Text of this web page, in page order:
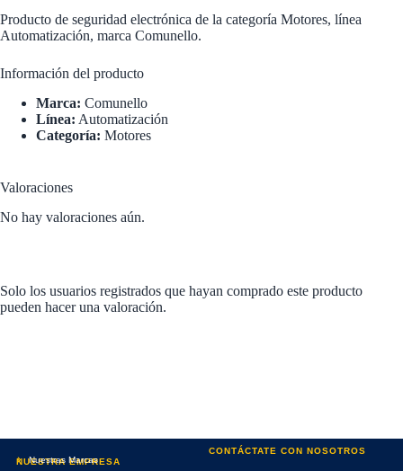
Producto de seguridad electrónica de la categoría Motores, línea
Automatización, marca Comunello.
Información del producto
Marca: Comunello
Línea: Automatización
Categoría: Motores
Valoraciones
No hay valoraciones aún.
Solo los usuarios registrados que hayan comprado este producto
pueden hacer una valoración.
NUESTRA EMPRESA
Nuestras Marcas
CONTÁCTATE CON NOSOTROS